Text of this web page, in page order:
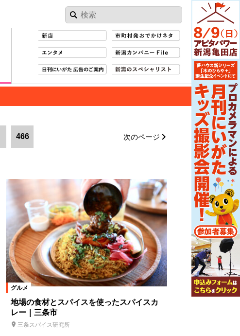
466 次のページ
グルメ
地場の食材とスパイスを使ったスパイスカ
レー｜三条市
三条スパイス研究所